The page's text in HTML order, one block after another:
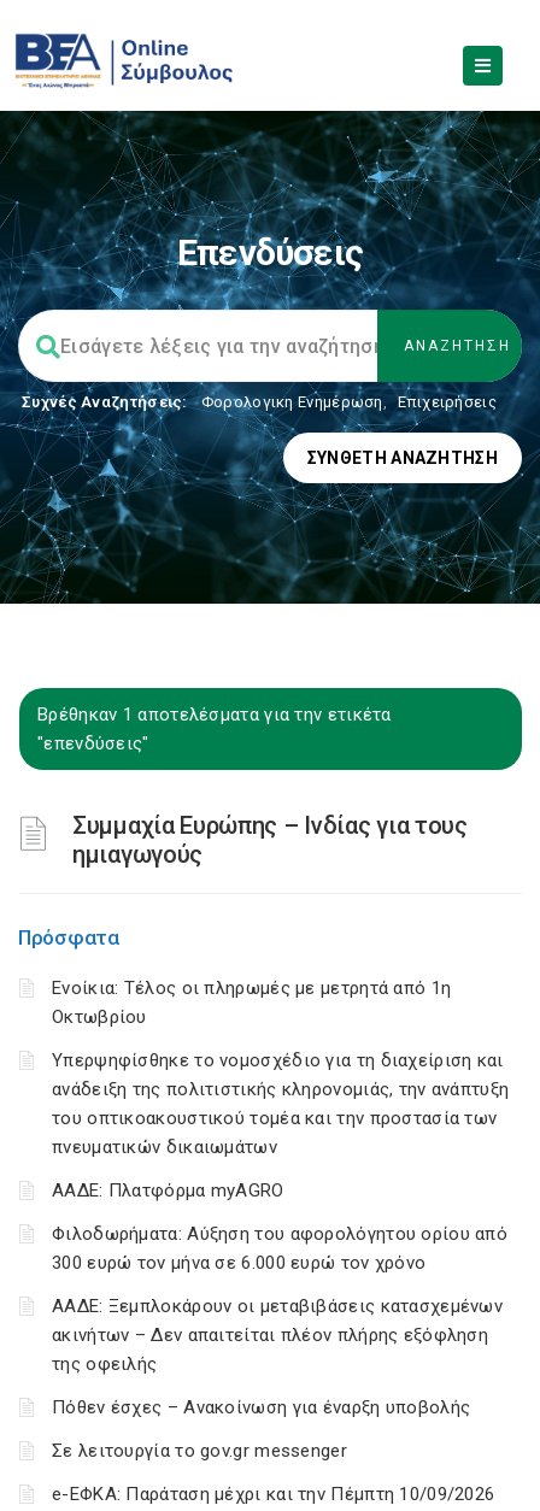
Επενδύσεις
Συχνές Αναζητήσεις: Φορολογικη Ενημέρωση, Επιχειρήσεις
ΣΎΝΘΕΤΗ ΑΝΑΖΉΤΗΣΗ
Βρέθηκαν 1 αποτελέσματα για την ετικέτα
"επενδύσεις"
Συμμαχία Ευρώπης – Ινδίας για τους
ημιαγωγούς
Πρόσφατα
Ενοίκια: Τέλος οι πληρωμές με μετρητά από 1η
Οκτωβρίου
Υπερψηφίσθηκε το νομοσχέδιο για τη διαχείριση και
ανάδειξη της πολιτιστικής κληρονομιάς, την ανάπτυξη
του οπτικοακουστικού τομέα και την προστασία των
πνευματικών δικαιωμάτων
ΑΑΔΕ: Πλατφόρμα myAGRO
Φιλοδωρήματα: Αύξηση του αφορολόγητου ορίου από
300 ευρώ τον μήνα σε 6.000 ευρώ τον χρόνο
ΑΑΔΕ: Ξεμπλοκάρουν οι μεταβιβάσεις κατασχεμένων
ακινήτων – Δεν απαιτείται πλέον πλήρης εξόφληση
της οφειλής
Πόθεν έσχες – Ανακοίνωση για έναρξη υποβολής
Σε λειτουργία το gov.gr messenger
e-ΕΦΚΑ: Παράταση μέχρι και την Πέμπτη 10/09/2026